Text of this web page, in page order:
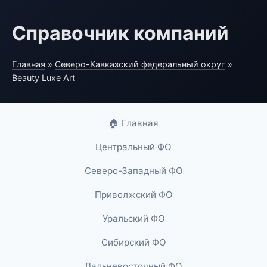
Справочник компаний
Главная » Северо-Кавказский федеральный округ »
Beauty Luxe Art
🏠 Главная
Центральный ФО
Северо-Западный ФО
Приволжский ФО
Уральский ФО
Сибирский ФО